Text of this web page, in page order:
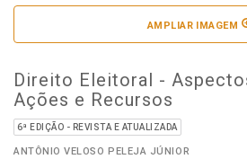
AMPLIAR IMAGEM
Direito Eleitoral -
Ações e Recursos
6ª EDIÇÃO - REVISTA E ATUALIZADA
ANTÔNIO VELOSO PELEJA JÚNIOR